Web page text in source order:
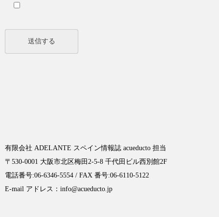
有限会社 ADELANTE スペイン情報誌 acueducto 担当
〒530-0001 大阪市北区梅田2-5-8 千代田ビル西別館2F
電話番号:06-6346-5554 / FAX 番号:06-6110-5122
E-mail アドレス：info@acueducto.jp